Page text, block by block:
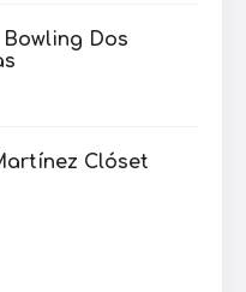
Dos
Clóset